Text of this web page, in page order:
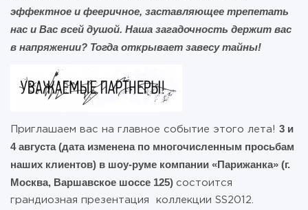
эффектное и фееричное, заставляющее трепетать
нас и Вас всей душой. Наша загадочность держит вас
в напряжении? Тогда открывает завесу тайны!
Приглашаем вас на главное событие этого лета! 3 и
4 августа (дата изменена по многочисленным просьбам
наших клиентов) в шоу-руме компании «Парижанка» (г.
Москва, Варшавское шоссе 125) состоится
грандиозная презентация коллекции SS2012.